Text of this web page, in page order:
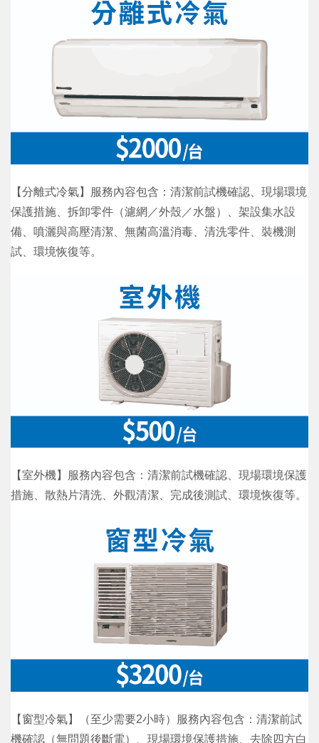
【分離式冷氣】服務內容包含：清潔前試機確認、現場環境
保護措施、拆卸零件（濾網／外殼／水盤）、架設集水設
備、噴灑與高壓清潔、無菌高溫消毒、清洗零件、裝機測
試、環境恢復等。
【室外機】服務內容包含：清潔前試機確認、現場環境保護
措施、散熱片清洗、外觀清潔、完成後測試、環境恢復等。
【窗型冷氣】（至少需要2小時）服務內容包含：清潔前試
機確認（無問題後斷電）、現場環境保護措施、去除四方白